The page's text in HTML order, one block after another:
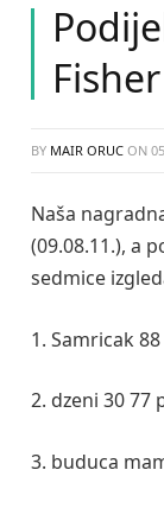
BY MAIR ORUC ON
Naša
(09.08.11.), a
sedmice
1. Samricak
2. dzeni 30 77
3. buduca